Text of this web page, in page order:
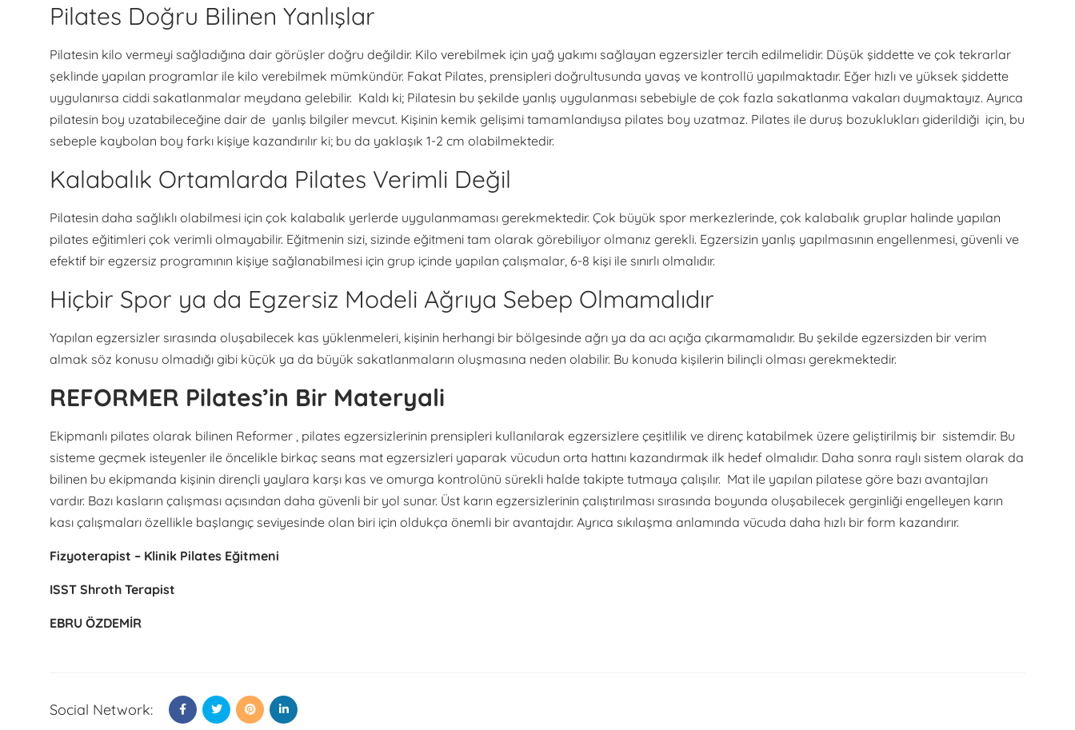
Pilates Doğru Bilinen Yanlışlar
Pilatesin kilo vermeyi sağladığına dair görüşler doğru değildir. Kilo verebilmek için yağ yakımı sağlayan egzersizler tercih edilmelidir. Düşük şiddette ve çok tekrarlar
şeklinde yapılan programlar ile kilo verebilmek mümkündür. Fakat Pilates, prensipleri doğrultusunda yavaş ve kontrollü yapılmaktadır. Eğer hızlı ve yüksek şiddette
uygulanırsa ciddi sakatlanmalar meydana gelebilir. Kaldı ki; Pilatesin bu şekilde yanlış uygulanması sebebiyle de çok fazla sakatlanma vakaları duymaktayız. Ayrıca
pilatesin boy uzatabileceğine dair de yanlış bilgiler mevcut. Kişinin kemik gelişimi tamamlandıysa pilates boy uzatmaz. Pilates ile duruş bozuklukları giderildiği için, bu
sebeple kaybolan boy farkı kişiye kazandırılır ki; bu da yaklaşık 1-2 cm olabilmektedir.
Kalabalık Ortamlarda Pilates Verimli Değil
Pilatesin daha sağlıklı olabilmesi için çok kalabalık yerlerde uygulanmaması gerekmektedir. Çok büyük spor merkezlerinde, çok kalabalık gruplar halinde yapılan
pilates eğitimleri çok verimli olmayabilir. Eğitmenin sizi, sizinde eğitmeni tam olarak görebiliyor olmanız gerekli. Egzersizin yanlış yapılmasının engellenmesi, güvenli ve
efektif bir egzersiz programının kişiye sağlanabilmesi için grup içinde yapılan çalışmalar, 6-8 kişi ile sınırlı olmalıdır.
Hiçbir Spor ya da Egzersiz Modeli Ağrıya Sebep Olmamalıdır
Yapılan egzersizler sırasında oluşabilecek kas yüklenmeleri, kişinin herhangi bir bölgesinde ağrı ya da acı açığa çıkarmamalıdır. Bu şekilde egzersizden bir verim
almak söz konusu olmadığı gibi küçük ya da büyük sakatlanmaların oluşmasına neden olabilir. Bu konuda kişilerin bilinçli olması gerekmektedir.
REFORMER Pilates’in Bir Materyali
Ekipmanlı pilates olarak bilinen Reformer , pilates egzersizlerinin prensipleri kullanılarak egzersizlere çeşitlilik ve direnç katabilmek üzere geliştirilmiş bir sistemdir. Bu
sisteme geçmek isteyenler ile öncelikle birkaç seans mat egzersizleri yaparak vücudun orta hattını kazandırmak ilk hedef olmalıdır. Daha sonra raylı sistem olarak da
bilinen bu ekipmanda kişinin dirençli yaylara karşı kas ve omurga kontrolünü sürekli halde takipte tutmaya çalışılır. Mat ile yapılan pilatese göre bazı avantajları
vardır. Bazı kasların çalışması açısından daha güvenli bir yol sunar. Üst karın egzersizlerinin çalıştırılması sırasında boyunda oluşabilecek gerginliği engelleyen karın
kası çalışmaları özellikle başlangıç seviyesinde olan biri için oldukça önemli bir avantajdır. Ayrıca sıkılaşma anlamında vücuda daha hızlı bir form kazandırır.
Fizyoterapist – Klinik Pilates Eğitmeni
ISST Shroth Terapist
EBRU ÖZDEMİR
Social Network: